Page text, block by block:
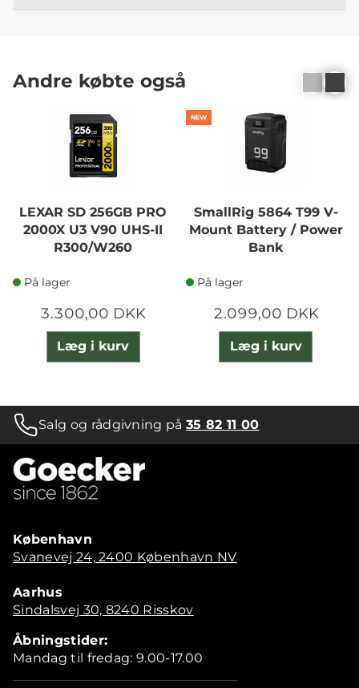
Andre købte også
LEXAR SD 256GB PRO
2000X U3 V90 UHS-II
R300/W260
På lager
3.300,00 DKK
Læg i kurv
NEW
SmallRig 5864 T99 V-
Mount Battery / Power
Bank
På lager
2.099,00 DKK
Læg i kurv
Salg og rådgivning på35 82 11 00
København
Svanevej 24, 2400 København NV
Aarhus
Sindalsvej 30, 8240 Risskov
Åbningstider:
Mandag til fredag: 9.00-17.00